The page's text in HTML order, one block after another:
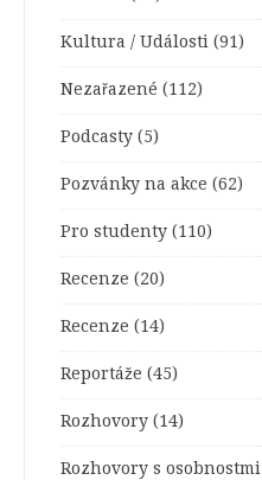
Kultura / Události (91)
Nezařazené (112)
Podcasty (5)
Pozvánky na akce (62)
Pro studenty (110)
Recenze (20)
Recenze (14)
Reportáže (45)
Rozhovory (14)
Rozhovory s osobnostmi